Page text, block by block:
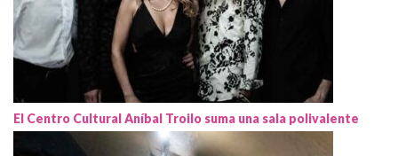
El Centro Cultural Aníbal Troilo suma una sala polivalente